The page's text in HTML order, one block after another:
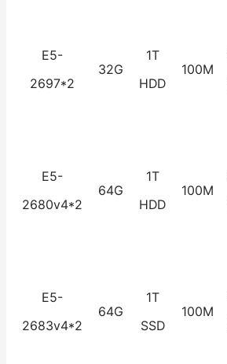
E5-
2697*2
32G
1T
HDD
100M
E5-
2680v4*2
64G
1T
HDD
100M
E5-
2683v4*2
64G
1T
SSD
100M